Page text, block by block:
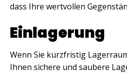
dass Ihre wertvollen
Einlagerung
Wenn Sie kurzfristig
Ihnen sichere und saubere